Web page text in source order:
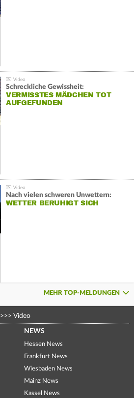
Schreckliche Gewissheit:
VERMISSTES MÄDCHEN TOT
AUFGEFUNDEN
Nach vielen schweren Unwettern:
WETTER BERUHIGT SICH
MEHR TOP-MELDUNGEN
>>> Video
NEWS
Hessen News
Frankfurt News
Wiesbaden News
Mainz News
Kassel News